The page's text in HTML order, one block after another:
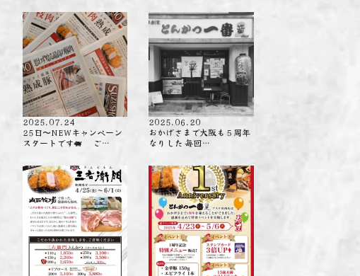
2025.07.24
25日〜NEWキャンペーン
スタートです🐖 ご…
2025.06.20
おかげさまで大阪も５周年
なりした️ 毎回…